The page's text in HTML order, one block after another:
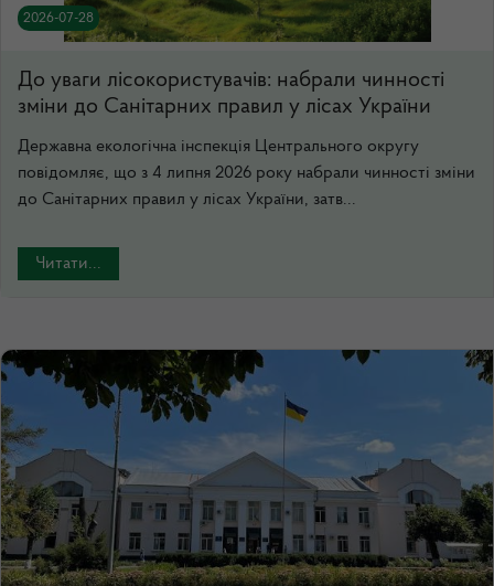
2026-07-28
До уваги лісокористувачів: набрали чинності
зміни до Санітарних правил у лісах України
Державна екологічна інспекція Центрального округу
повідомляє, що з 4 липня 2026 року набрали чинності зміни
до Санітарних правил у лісах України, затв...
Читати...